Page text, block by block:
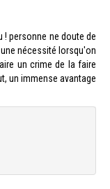
! personne ne doute de
nécessité lorsqu'on
un crime de la faire
un immense avantage